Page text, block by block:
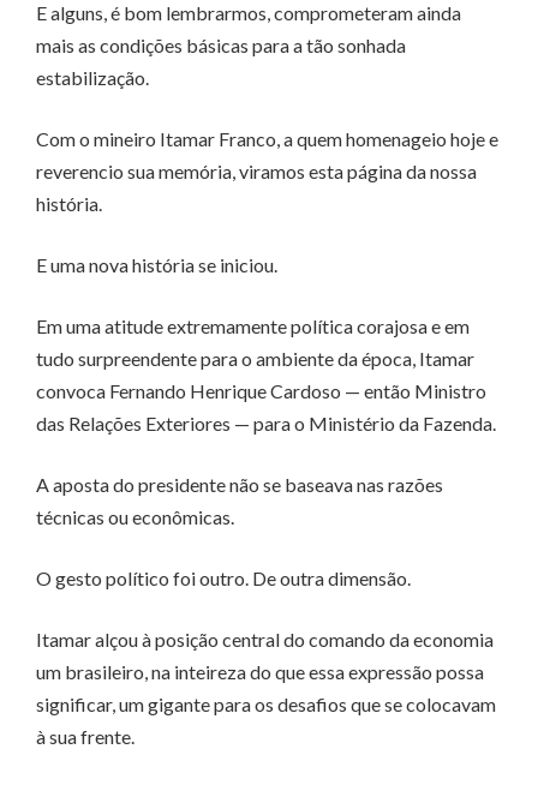
E alguns, é bom lembrarmos, comprometeram ainda
mais as condições básicas para a tão sonhada
estabilização.
Com o mineiro Itamar Franco, a quem homenageio hoje e
reverencio sua memória, viramos esta página da nossa
história.
E uma nova história se iniciou.
Em uma atitude extremamente política corajosa e em
tudo surpreendente para o ambiente da época, Itamar
convoca Fernando Henrique Cardoso — então Ministro
das Relações Exteriores — para o Ministério da Fazenda.
A aposta do presidente não se baseava nas razões
técnicas ou econômicas.
O gesto político foi outro. De outra dimensão.
Itamar alçou à posição central do comando da economia
um brasileiro, na inteireza do que essa expressão possa
significar, um gigante para os desafios que se colocavam
à sua frente.